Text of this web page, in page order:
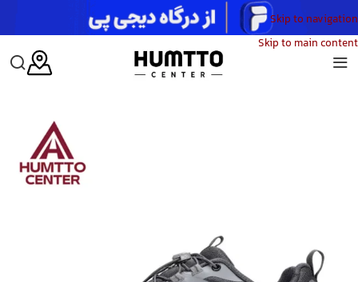
Skip to navigation
Skip to main content
کفش پیاده‌روی زنانه هامتو